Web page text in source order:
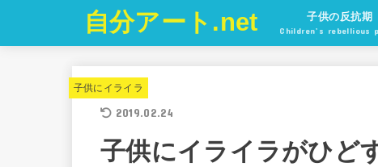
自分アート.net 子供の反抗期
Children’s rebellious
子供にイライラ
2019.02.24
子供にイライラがひど